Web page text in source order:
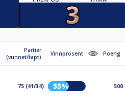
Partier
(vunnet/tapt)
Vinnprosent Poeng
75 (41/34) 55% 500